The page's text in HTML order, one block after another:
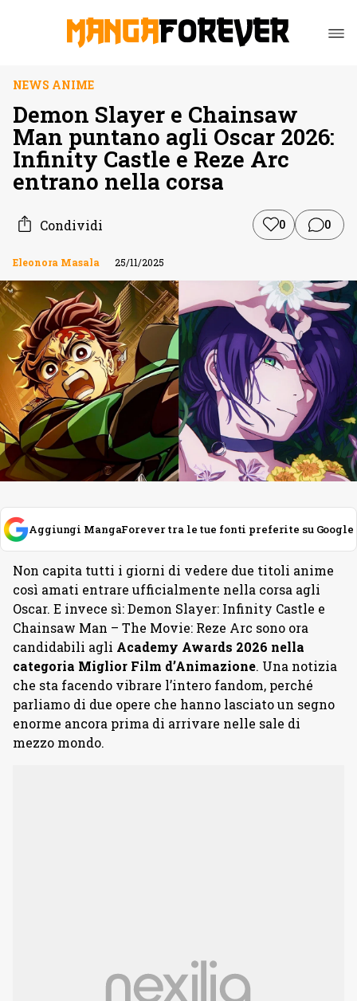
NEWS ANIME
Demon Slayer e Chainsaw
Man puntano agli Oscar 2026:
Infinity Castle e Reze Arc
entrano nella corsa
Condividi 0 0
Eleonora Masala 25/11/2025
Aggiungi MangaForever tra le tue fonti preferite su Google
Non capita tutti i giorni di vedere due titoli anime
così amati entrare ufficialmente nella corsa agli
Oscar. E invece sì: Demon Slayer: Infinity Castle e
Chainsaw Man – The Movie: Reze Arc sono ora
candidabili agli Academy Awards 2026 nella
categoria Miglior Film d’Animazione. Una notizia
che sta facendo vibrare l’intero fandom, perché
parliamo di due opere che hanno lasciato un segno
enorme ancora prima di arrivare nelle sale di
mezzo mondo.